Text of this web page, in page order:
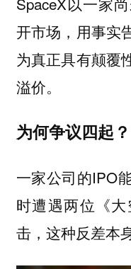
开市场，用事实
为真正具有颠覆
溢价。
为何争议四起？
一家公司的IPO
时遭遇两位《
击，这种反差本